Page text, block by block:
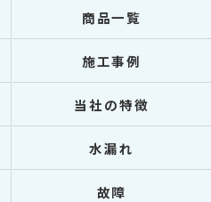
商品一覧
施工事例
当社の特徴
水漏れ
故障